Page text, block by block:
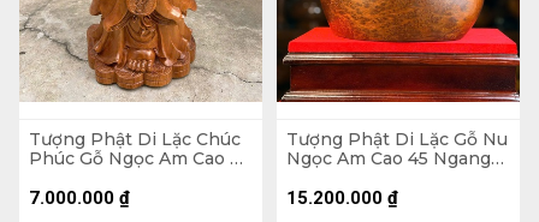
Tượng Phật Di Lặc Chúc
Phúc Gỗ Ngọc Am Cao 90
7.000.000 ₫
Tượng Phật Di Lặc Gỗ Nu
Ngọc Am Cao 45 Ngang
15.200.000 ₫